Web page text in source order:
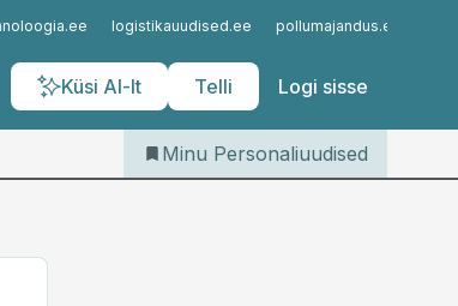
logistikauudised.ee pollumajandus.ee
Küsi AI-lt Telli Logi sisse
Iseteenindus
Telli Personaliuudised
Minu Personaliuudised